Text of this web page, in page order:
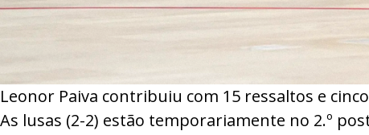
Leonor Paiva contribuiu com 15 ressaltos e
As lusas (2-2) estão temporariamente no 2.º